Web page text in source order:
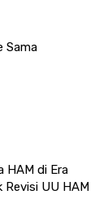
Sama
HAM di Era
UU HAM